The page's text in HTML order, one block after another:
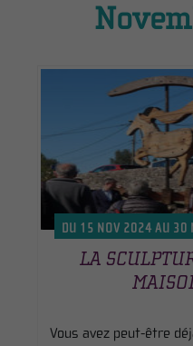
DU 15 NOV 2024 AU 30
LA
Vous avez peut-être